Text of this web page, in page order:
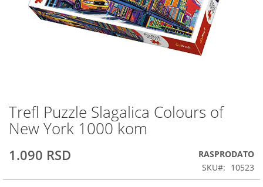
Skip
to
the
of
images
Trefl Puzzle Slagalica Colours of
New York 1000 kom
1.090 RSD
RASPRODATO
SKU
10523